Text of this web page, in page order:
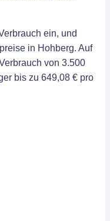
ein, und
in Hohberg. Auf
von 3.500
bis zu 649,08 € pro